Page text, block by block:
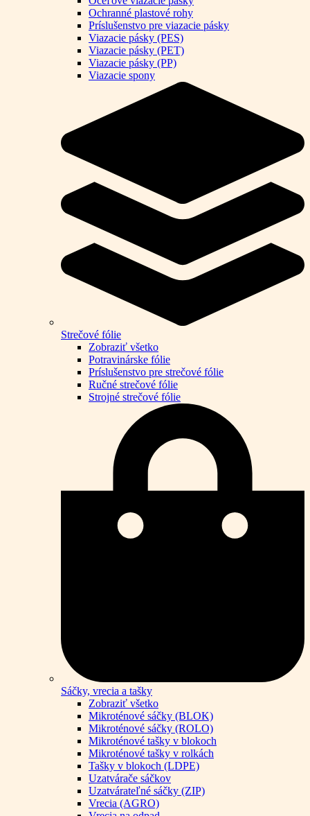
Ochranné plastové rohy
Príslušenstvo pre viazacie pásky
Viazacie pásky (PES)
Viazacie pásky (PET)
Viazacie pásky (PP)
Viazacie spony
Strečové fólie
Zobraziť všetko
Potravinárske fólie
Príslušenstvo pre strečové fólie
Ručné strečové fólie
Strojné strečové fólie
Sáčky, vrecia a tašky
Zobraziť všetko
Mikroténové sáčky (BLOK)
Mikroténové sáčky (ROLO)
Mikroténové tašky v blokoch
Mikroténové tašky v rolkách
Tašky v blokoch (LDPE)
Uzatvárače sáčkov
Uzatvárateľné sáčky (ZIP)
Vrecia (AGRO)